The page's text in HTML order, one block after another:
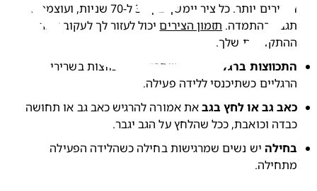
וסדירים יותר. כל ציר יימשך בין 30 ל-70 שניות, ועוצמתם
בהתמדה. תזמון הצירים
יכול לעזור לך לעקוב אחר
שלך.
ברגליים
ייתכן שתרגישי התכווצות בשרירי
כשתיכנסי ללידה פעילה.
גב או לחץ בגב
את אמורה להרגיש כאב גב או תחושה
וכואבת, ככל שהלחץ על הגב יגבר.
יש נשים שמרגישות בחילה כשהלידה הפעילה